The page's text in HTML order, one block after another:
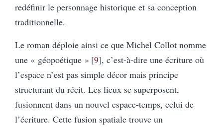
redéfinir le personnage historique et sa conception
traditionnelle.
Le roman déploie ainsi ce que Michel Collot nomme
une « géopoétique » 9 , c’est-à-dire une écriture où
l’espace n’est pas simple décor mais principe
structurant du récit. Les lieux se superposent,
fusionnent dans un nouvel espace-temps, celui de
l’écriture. Cette fusion spatiale trouve un